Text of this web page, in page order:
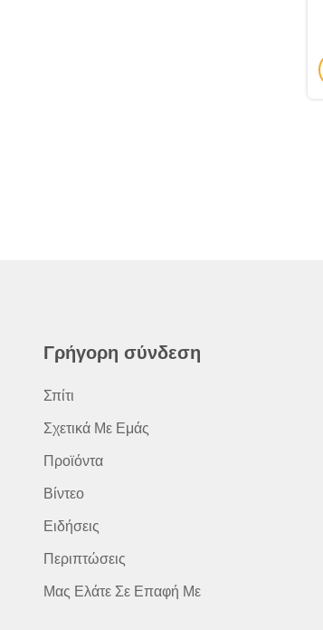
Γρήγορη σύνδεση
Σπίτι
Σχετικά Με Εμάς
Προϊόντα
Βίντεο
Ειδήσεις
Περιπτώσεις
Μας Ελάτε Σε Επαφή Με